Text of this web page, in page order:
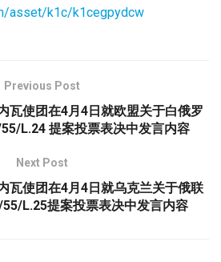
asset/k1c/k1cegpydcw
Previous Post
瓦使团在4月4日就欧盟关于白俄罗
L.24 提案投票表决中发言内容
Next Post
瓦使团在4月4日就乌克兰关于俄联
L.25提案投票表决中发言内容